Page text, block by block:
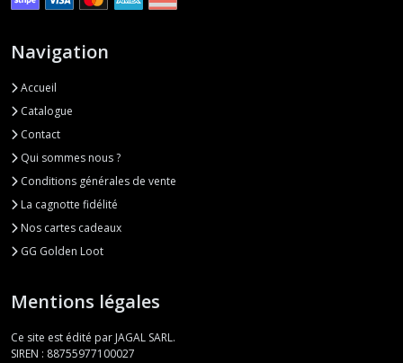
Navigation
Accueil
Catalogue
Contact
Qui sommes nous ?
Conditions générales de vente
La cagnotte fidélité
Nos cartes cadeaux
GG Golden Loot
Mentions légales
Ce site est édité par JAGAL SARL.
SIREN : 88755977100027